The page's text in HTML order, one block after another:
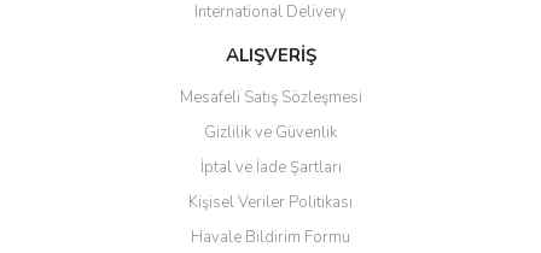
International Delivery
ALIŞVERİŞ
Mesafeli Satış Sözleşmesi
Gizlilik ve Güvenlik
İptal ve İade Şartları
Kişisel Veriler Politikası
Havale Bildirim Formu